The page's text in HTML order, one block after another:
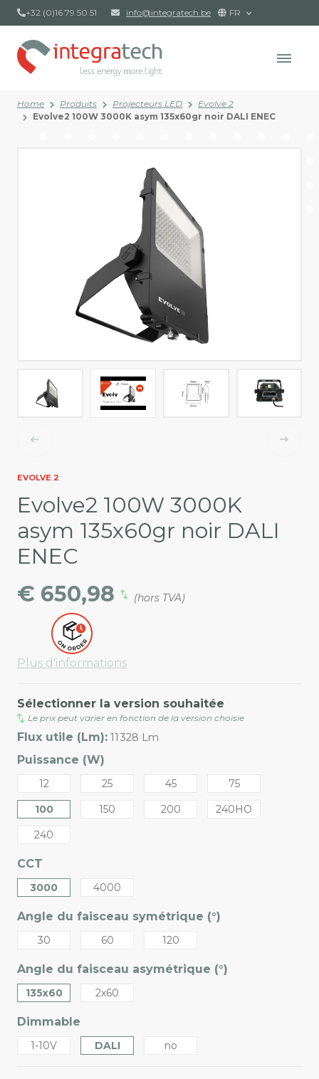
+32 (0)16 79 50 51 info@integratech.be FR
Home Produits Projecteurs LED
Evolve 2
Evolve2 100W 3000K asym 135x60gr noir DALI ENEC
EVOLVE 2
Evolve2 100W 3000K
asym 135x60gr noir DALI
ENEC
€ 650,98
(hors TVA)
Plus d'informations
Sélectionner la version souhaitée
Le prix peut varier en fonction de la version choisie
Flux utile (Lm): 11 328 Lm
Puissance (W)
12 25 45
75
100
150 200
240HO
240
CCT
3000 4000
Angle du faisceau symétrique (°)
30 60 120
Angle du faisceau asymétrique (°)
135x60 2x60
Dimmable
1-10V DALI no